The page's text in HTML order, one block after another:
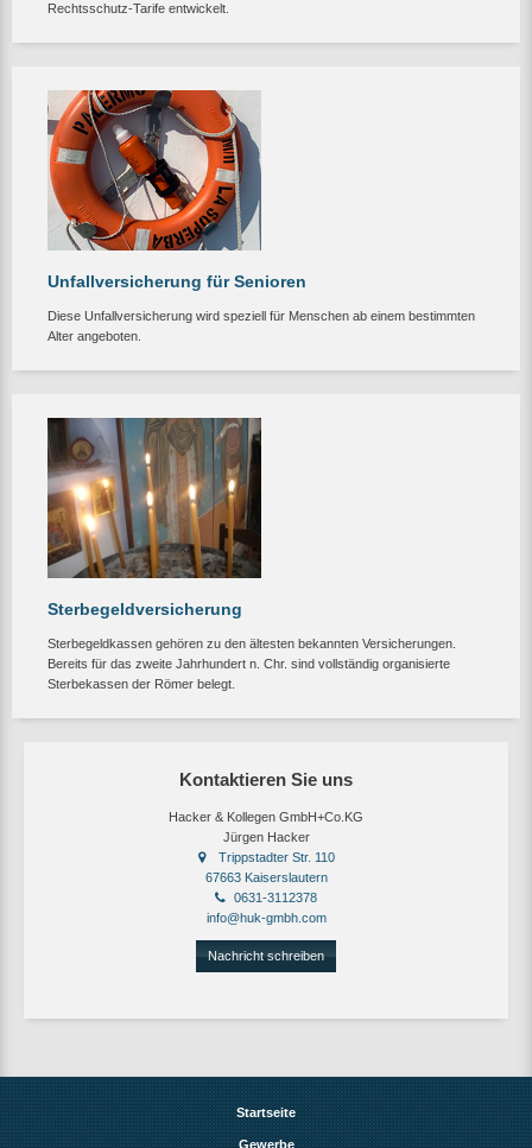
Kontaktieren Sie uns
Hacker & Kollegen GmbH+Co.KG
Jürgen Hacker
Trippstadter Str. 110
67663 Kaiserslautern
0631-3112378
info@huk-gmbh.com
Nachricht schreiben
Rechtsschutz-Tarife entwickelt.
Unfallversicherung für Senioren
Diese Unfallversicherung wird speziell für Menschen ab einem bestimmten
Alter angeboten.
Sterbegeldversicherung
Sterbegeldkassen gehören zu den ältesten bekannten Versicherungen.
Bereits für das zweite Jahrhundert n. Chr. sind vollständig organisierte
Sterbekassen der Römer belegt.
Startseite
Gewerbe